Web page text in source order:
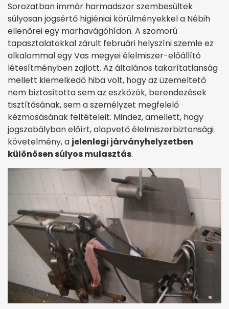
Sorozatban immár harmadszor szembesültek
súlyosan jogsértő higiéniai körülményekkel a Nébih
ellenőrei egy marhavágóhídon. A szomorú
tapasztalatokkal zárult februári helyszíni szemle ez
alkalommal egy Vas megyei élelmiszer-előállító
létesítményben zajlott. Az általános takarítatlanság
mellett kiemelkedő hiba volt, hogy az üzemeltető
nem biztosította sem az eszközök, berendezések
tisztításának, sem a személyzet megfelelő
kézmosásának feltételeit. Mindez, amellett, hogy
jogszabályban előírt, alapvető élelmiszerbiztonsági
követelmény, a jelenlegi járványhelyzetben
különösen súlyos mulasztás.